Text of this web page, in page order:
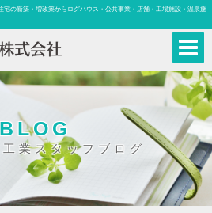
宅の新築・増改築からログハウス・公共事業・店舗・工場施設・温泉施
BLOG
業スタッフブログ